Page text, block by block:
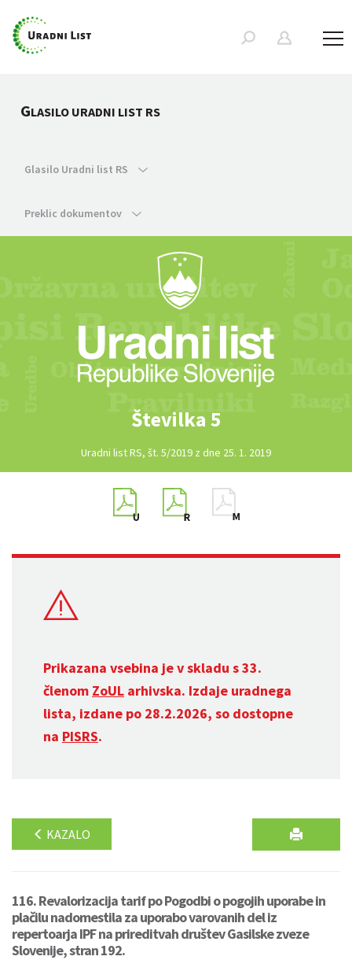
GLASILO URADNI LIST RS
Glasilo Uradni list RS
Preklic dokumentov
Številka 5
Uradni list RS, št. 5/2019 z dne 25. 1. 2019
Prikazana vsebina je v skladu s 33.
členom ZoUL arhivska. Izdaje uradnega
lista, izdane po 28.2.2026, so dostopne
na PISRS.
KAZALO
116. Revalorizacija tarif po Pogodbi o pogojih uporabe in
plačilu nadomestila za uporabo varovanih del iz
repertoarja IPF na prireditvah društev Gasilske zveze
Slovenije, stran 192.